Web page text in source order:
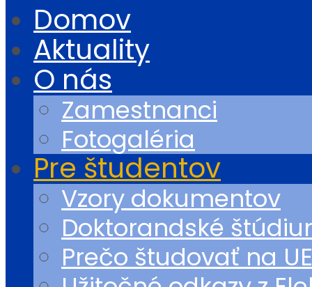
Domov
Aktuality
O nás
Zamestnanci
Fotogaléria
Pre študentov
Vzory dokumentov
Doktorandské
Prečo študovať na